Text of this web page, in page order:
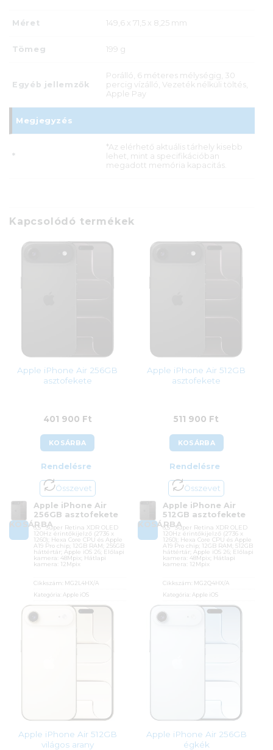
Méret 149,6 x 71,5 x 8,25 mm
Tömeg 199 g
Egyéb jellemzők
Porálló, 6 méteres mélységig, 30
percig vízálló, Vezeték nélküli töltés,
Apple Pay
Megjegyzés
*
*Az elérhető aktuális tárhely kisebb
lehet, mint a specifikációban
megadott memória kapacitás.
Kapcsolódó termékek
Apple iPhone Air 256GB
asztofekete
401 900 Ft
KOSÁRBA
Rendelésre
Összevet
KOSÁRBA
Apple iPhone Air
256GB asztofekete
6,5″ Super Retina XDR OLED
120Hz érintőkijelző (2736 x
1260); Hexa Core CPU és Apple
A19 Pro chip; 12GB RAM; 256GB
háttértár; Apple iOS 26; Előlapi
kamera: 48Mpix; Hátlapi
kamera: 12Mpix
Cikkszám: MG2L4HX/A
Kategória: Apple iOS
Apple
Apple iPhone Air 512GB
asztofekete
511 900 Ft
KOSÁRBA
Rendelésre
Összevet
KOSÁRBA
Apple iPhone Air
512GB asztofekete
6,5″ Super Retina XDR OLED
120Hz érintőkijelző (2736 x
1260); Hexa Core CPU és Apple
A19 Pro chip; 12GB RAM; 512GB
háttértár; Apple iOS 26; Előlapi
kamera: 48Mpix; Hátlapi
kamera: 12Mpix
Cikkszám: MG2Q4HX/A
Kategória: Apple iOS
Apple
Apple iPhone Air 512GB
világos arany
Apple iPhone Air 256GB
égkék